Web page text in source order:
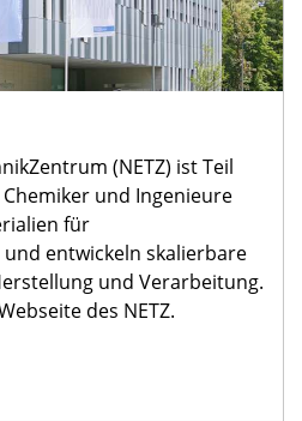
(NETZ) ist Teil
Chemiker und Ingenieure
für
entwickeln skalierbare
und Verarbeitung.
des NETZ.